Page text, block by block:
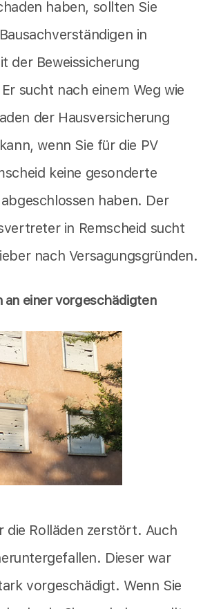
haben, sollten Sie
in
der Beweissicherung
sucht nach einem Weg wie
der Hausversicherung
wenn Sie für die PV
keine gesonderte
haben. Der
in Remscheid sucht
nach Versagungsgründen.
an einer vorgeschädigten
die Rolläden zerstört. Auch
Dieser war
vorgeschädigt. Wenn Sie